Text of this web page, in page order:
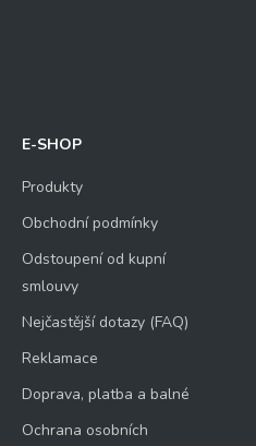
E-SHOP
Produkty
Obchodní podmínky
Odstoupení od kupní
smlouvy
Nejčastější dotazy (FAQ)
Reklamace
Doprava, platba a balné
Ochrana osobních